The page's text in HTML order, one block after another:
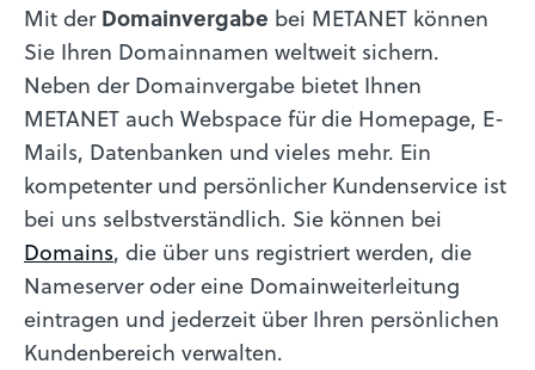
Mit derDomainvergabe bei METANET können
Sie Ihren Domainnamen weltweit sichern.
Neben der Domainvergabe bietet Ihnen
METANET auch Webspace für die Homepage, E-
Mails, Datenbanken und vieles mehr. Ein
kompetenter und persönlicher Kundenservice ist
bei uns selbstverständlich. Sie können bei
Domains, die über uns registriert werden, die
Nameserver oder eine Domainweiterleitung
eintragen und jederzeit über Ihren persönlichen
Kundenbereich verwalten.